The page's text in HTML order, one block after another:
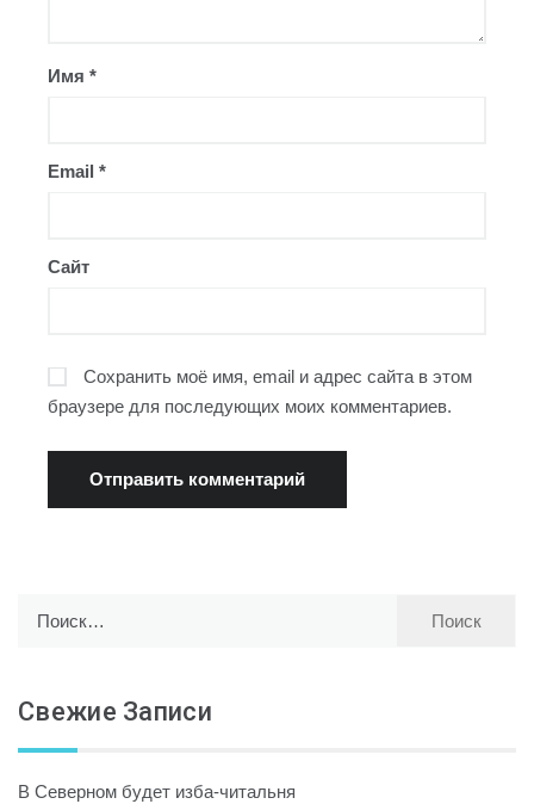
Имя *
Email *
Сайт
Сохранить моё имя, email и адрес сайта в этом
браузере для последующих моих комментариев.
Свежие Записи
В Северном будет изба-читальня